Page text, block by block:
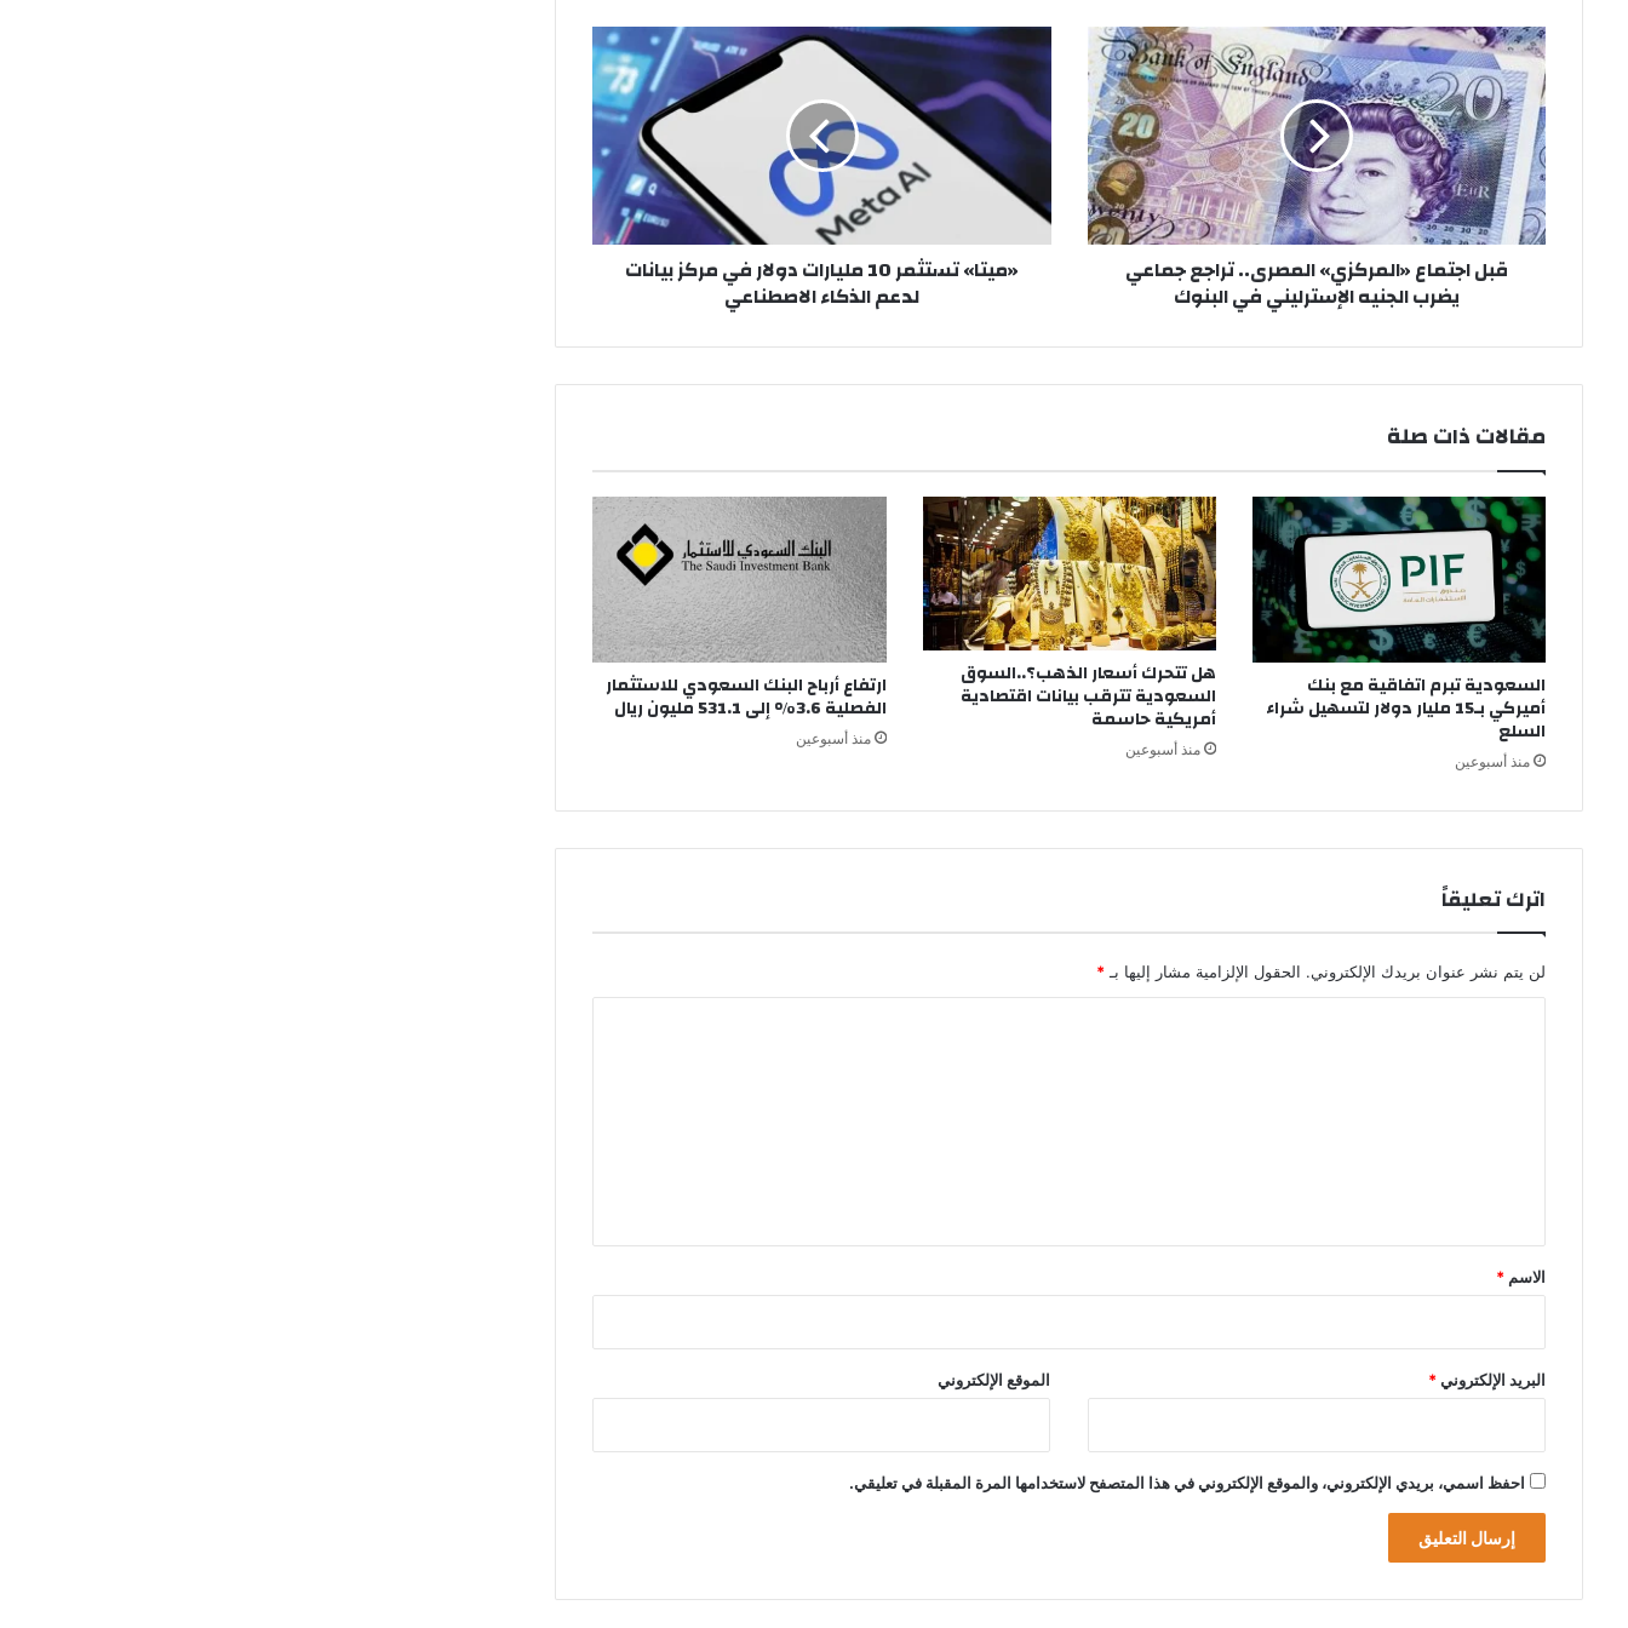
قبل
اجتماع
«المركزي»
المصرى..
تراجع
جماعي
يضرب
الجنيه
الإسترليني
قبل اجتماع «المركزي» المصرى.. تراجع جماعي
يضرب الجنيه الإسترليني في البنوك
تستثمر
مليارات
دولار
مركز
بيانات
لدعم
الذكاء
«ميتا» تستثمر 10 مليارات دولار في مركز بيانات
لدعم الذكاء الاصطناعي
مقالات ذات صلة
السعودية تبرم اتفاقية مع بنك
أميركي بـ15 مليار دولار لتسهيل شراء
السلع
منذ أسبوعين
هل تتحرك أسعار الذهب؟..السوق
السعودية تترقب بيانات اقتصادية
أمريكية حاسمة
منذ أسبوعين
ارتفاع أرباح البنك السعودي للاستثمار
الفصلية 3.6% إلى 531.1 مليون ريال
منذ أسبوعين
اترك تعليقاً
لن يتم نشر عنوان بريدك الإلكتروني. الحقول الإلزامية مشار إليها بـ *
*
الاسم *
البريد الإلكتروني* الموقع الإلكتروني
احفظ اسمي، بريدي الإلكتروني، والموقع الإلكتروني في هذا المتصفح لاستخدامها المرة المقبلة في تعليقي.